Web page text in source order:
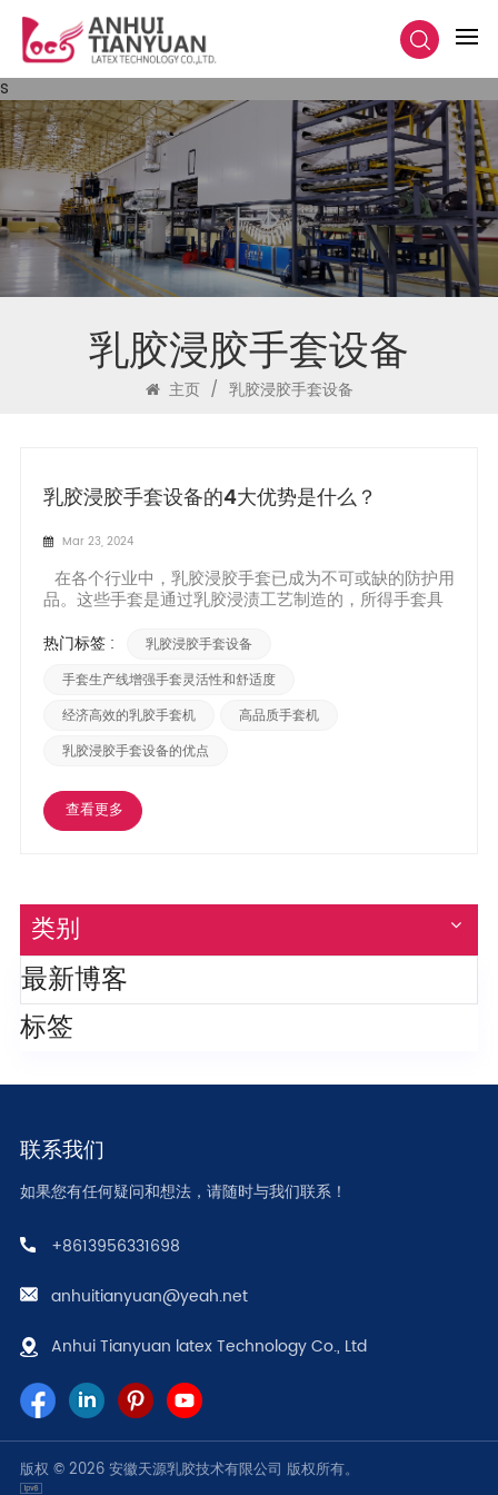
s
乳胶浸胶手套设备
主页 / 乳胶浸胶手套设备
乳胶浸胶手套设备的4大优势是什么？
Mar 23, 2024
在各个行业中，乳胶浸胶手套已成为不可或缺的防护用
品。这些手套是通过乳胶浸渍工艺制造的，所得手套具
追捧。在这篇博文中，我们将探讨以下优点和特点： 乳
要优点之一是其卓越的屏障保护。乳胶是一种天然材
料，...
热门标签 : 乳胶浸胶手套设备
手套生产线增强手套灵活性和舒适度
经济高效的乳胶手套机 高品质手套机
乳胶浸胶手套设备的优点
查看更多
类别
最新博客
标签
联系我们
如果您有任何疑问和想法，请随时与我们联系！
+8613956331698
anhuitianyuan@yeah.net
Anhui Tianyuan latex Technology Co., Ltd
版权 © 2026 安徽天源乳胶技术有限公司 版权所有。